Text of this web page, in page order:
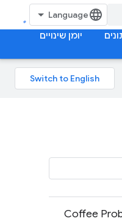
יומן שינויים
Coffee